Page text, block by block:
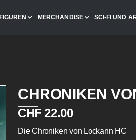
FIGUREN MERCHANDISE SCI-FI UND
CHRONIKEN
CHF 22.00
Die Chroniken von Lockann HC